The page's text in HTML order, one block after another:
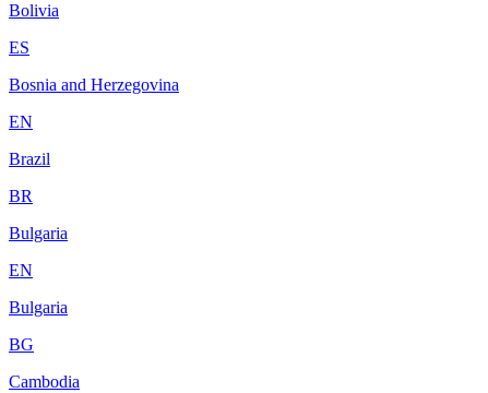
Bolivia
ES
Bosnia and Herzegovina
EN
Brazil
BR
Bulgaria
EN
Bulgaria
BG
Cambodia